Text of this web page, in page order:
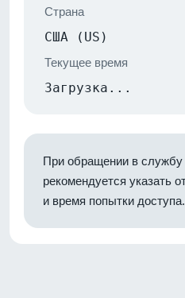
Страна
США (US)
Текущее время
Загрузка...
При обращении в службу
рекомендуется указать
и время попытки доступа.